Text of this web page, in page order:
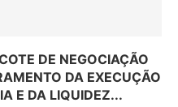
DE NEGOCIAÇÃO
DA EXECUÇÃO
E DA LIQUIDEZ...